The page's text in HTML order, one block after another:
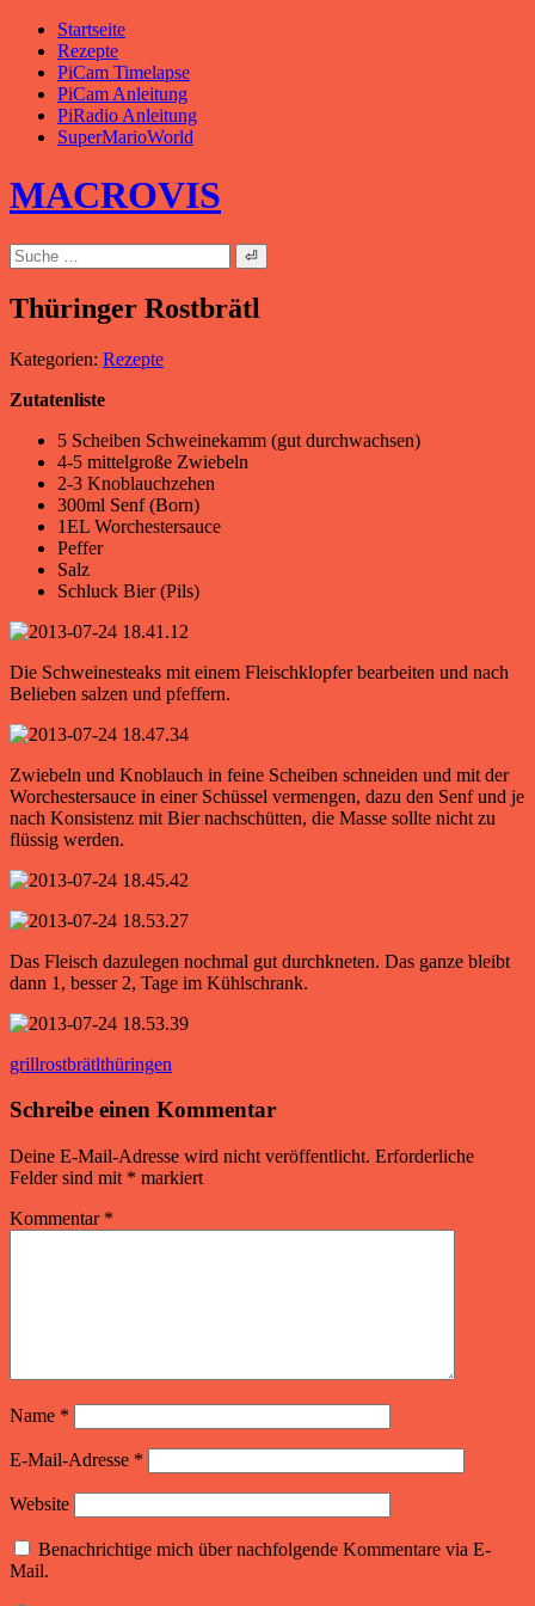
Zum
Inhalt
springen
Startseite
Rezepte
PiCam Timelapse
PiCam Anleitung
PiRadio Anleitung
SuperMarioWorld
MACROVIS
Suche
nach:
Thüringer Rostbrätl
Kategorien: Rezepte
Zutatenliste
5 Scheiben Schweinekamm (gut durchwachsen)
4-5 mittelgroße Zwiebeln
2-3 Knoblauchzehen
300ml Senf (Born)
1EL Worchestersauce
Peffer
Salz
Schluck Bier (Pils)
Die Schweinesteaks mit einem Fleischklopfer bearbeiten und nach
Belieben salzen und pfeffern.
Zwiebeln und Knoblauch in feine Scheiben schneiden und mit der
Worchestersauce in einer Schüssel vermengen, dazu den Senf und je
nach Konsistenz mit Bier nachschütten, die Masse sollte nicht zu
flüssig werden.
Das Fleisch dazulegen nochmal gut durchkneten. Das ganze bleibt
dann 1, besser 2, Tage im Kühlschrank.
grillrostbrätlthüringen
Schreibe einen Kommentar
Deine E-Mail-Adresse wird nicht veröffentlicht. Erforderliche
Felder sind mit * markiert
Kommentar *
Name *
E-Mail-Adresse *
Website
Benachrichtige mich über nachfolgende Kommentare via E-
Mail.